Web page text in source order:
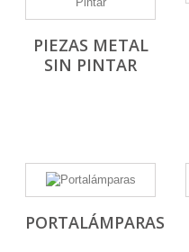
PIEZAS METAL
SIN PINTAR
PORTALÁMPARAS